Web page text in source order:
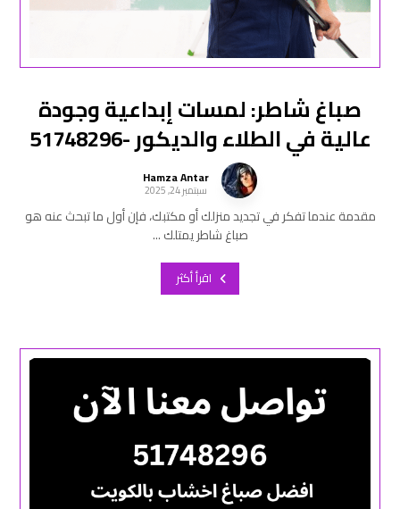
صباغ شاطر: لمسات إبداعية وجودة
عالية في الطلاء والديكور -51748296
Hamza Antar
سبتمبر 24, 2025
مقدمة عندما تفكر في تجديد منزلك أو مكتبك، فإن أول ما تبحث عنه هو
صباغ شاطر يمتلك ...
اقرأ أكثر